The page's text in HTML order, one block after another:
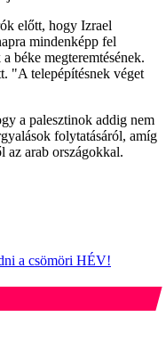
előtt, hogy Izrael
mindenképp fel
béke megteremtésének.
"A telepépítésnek véget
a palesztinok addig nem
folytatásáról, amíg
az arab országokkal.
a csömöri HÉV!